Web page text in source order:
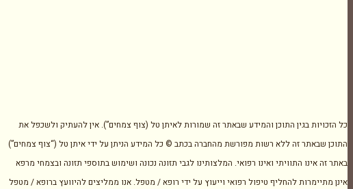
כל הזכויות בגין התוכן והמידע שבאתר זה שמורות לאיתן טל (צוף צמחים”). אין להעתיק ולשכפל את
התוכן שבאתר זה ללא רשות מפורשת מהחברה בכתב © כל המידע הניתן על ידי איתן טל (“צוף צמחים”)
באתר זה אינו התוויתי ואינו רפואי. המלצותינו לגבי תזונה נכונה ושימוש בתוספי תזונה ובצמחי מרפא
אינן מתיימרות להחליף טיפול רפואי וייעוץ על ידי רופא / מטפל. אנו ממליצים להיוועץ ברופא / מטפל